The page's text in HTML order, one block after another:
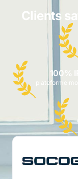
Clients
100%
plateforme